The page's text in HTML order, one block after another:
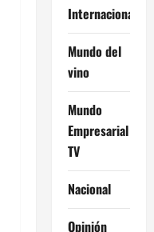
Internacional
Mundo del
vino
Mundo
Empresarial
TV
Nacional
Opinión